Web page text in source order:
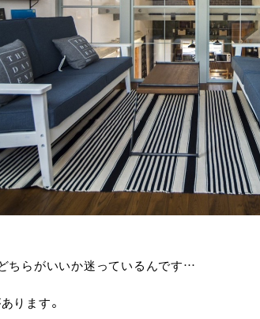
ちらがいいか迷っているんです…
ります。